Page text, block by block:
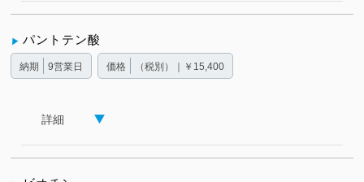
パントテン酸
納期 9営業日 価格 （税別）｜￥15,400
詳細